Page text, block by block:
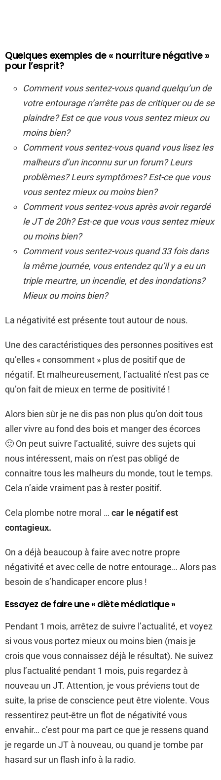
Quelques exemples de « nourriture négative »
pour l’esprit?
Comment vous sentez-vous quand quelqu’un de
votre entourage n’arrête pas de critiquer ou de se
plaindre? Est ce que vous vous sentez mieux ou
moins bien?
Comment vous sentez-vous quand vous lisez les
malheurs d’un inconnu sur un forum? Leurs
problèmes? Leurs symptômes? Est-ce que vous
vous sentez mieux ou moins bien?
Comment vous sentez-vous après avoir regardé
le JT de 20h? Est-ce que vous vous sentez mieux
ou moins bien?
Comment vous sentez-vous quand 33 fois dans
la même journée, vous entendez qu’il y a eu un
triple meurtre, un incendie, et des inondations?
Mieux ou moins bien?
La négativité est présente tout autour de nous.
Une des caractéristiques des personnes positives est
qu’elles « consomment » plus de positif que de
négatif. Et malheureusement, l’actualité n’est pas ce
qu’on fait de mieux en terme de positivité !
Alors bien sûr je ne dis pas non plus qu’on doit tous
aller vivre au fond des bois et manger des écorces
🙂 On peut suivre l’actualité, suivre des sujets qui
nous intéressent, mais on n’est pas obligé de
connaitre tous les malheurs du monde, tout le temps.
Cela n’aide vraiment pas à rester positif.
Cela plombe notre moral … car le négatif est
contagieux.
On a déjà beaucoup à faire avec notre propre
négativité et avec celle de notre entourage… Alors pas
besoin de s’handicaper encore plus !
Essayez de faire une « diète médiatique »
Pendant 1 mois, arrêtez de suivre l’actualité, et voyez
si vous vous portez mieux ou moins bien (mais je
crois que vous connaissez déjà le résultat). Ne suivez
plus l’actualité pendant 1 mois, puis regardez à
nouveau un JT. Attention, je vous préviens tout de
suite, la prise de conscience peut être violente. Vous
ressentirez peut-être un flot de négativité vous
envahir… c’est pour ma part ce que je ressens quand
je regarde un JT à nouveau, ou quand je tombe par
hasard sur un flash info à la radio.